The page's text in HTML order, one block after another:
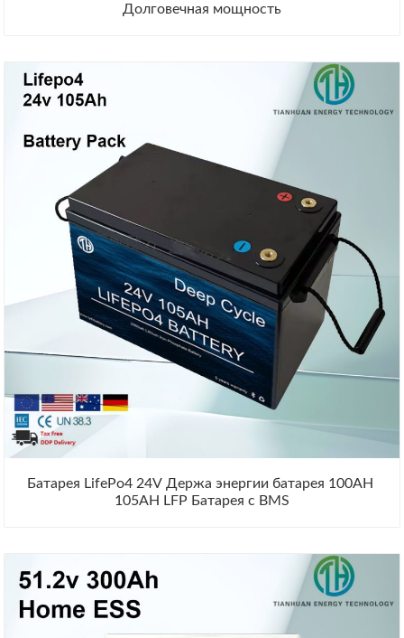
Долговечная мощность
Батарея LifePo4 24V Держа энергии батарея 100AH ​​
105AH LFP Батарея с BMS